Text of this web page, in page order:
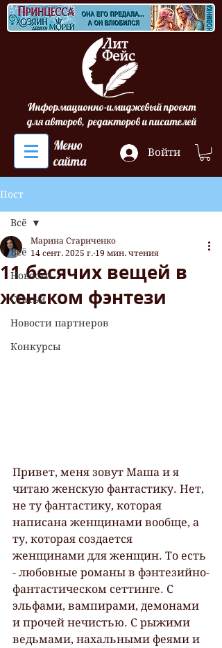
Информационно-имиджевый проект
для авторов, редакторов и писателей
Меню
сайта
Войти
Пост
Всё
Новости
Статьи
Новости партнеров
Конкурсы
Всё
11 бесячих вещей в
женском фэнтези
Марина Стариченко
14 сент. 2025 г. 19 мин. чтения
Привет, меня зовут Маша и я
читаю женскую фантастику. Нет,
не ту фантастику, которая
написана женщинами вообще, а
ту, которая создается
женщинами для женщин. То есть
- любовные романы в фэнтезийно-
фантастическом сеттинге. С
эльфами, вампирами, демонами
и прочей нечистью. С рыжими
ведьмами, нахальными феями и